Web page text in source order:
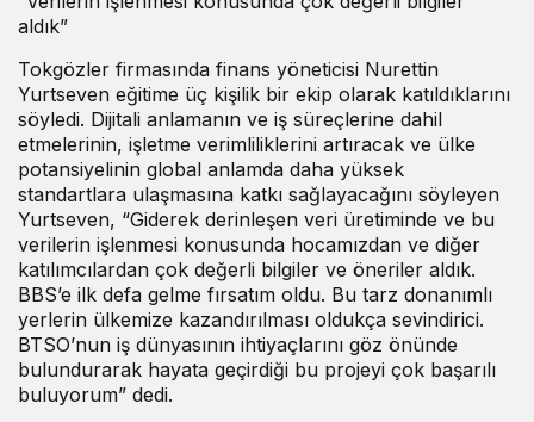
aldık”
Tokgözler firmasında finans yöneticisi Nurettin
Yurtseven eğitime üç kişilik bir ekip olarak katıldıklarını
söyledi. Dijitali anlamanın ve iş süreçlerine dahil
etmelerinin, işletme verimliliklerini artıracak ve ülke
potansiyelinin global anlamda daha yüksek
standartlara ulaşmasına katkı sağlayacağını söyleyen
Yurtseven, “Giderek derinleşen veri üretiminde ve bu
verilerin işlenmesi konusunda hocamızdan ve diğer
katılımcılardan çok değerli bilgiler ve öneriler aldık.
BBS’e ilk defa gelme fırsatım oldu. Bu tarz donanımlı
yerlerin ülkemize kazandırılması oldukça sevindirici.
BTSO’nun iş dünyasının ihtiyaçlarını göz önünde
bulundurarak hayata geçirdiği bu projeyi çok başarılı
buluyorum” dedi.